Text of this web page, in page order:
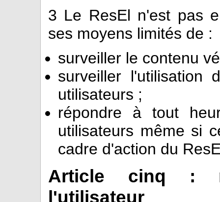
3 Le ResEl n'est pas
ses moyens limités de :
surveiller le contenu
surveiller l'utilisation
utilisateurs ;
répondre à tout
utilisateurs même si
cadre d'action du
Article cinq :
l'utilisateur